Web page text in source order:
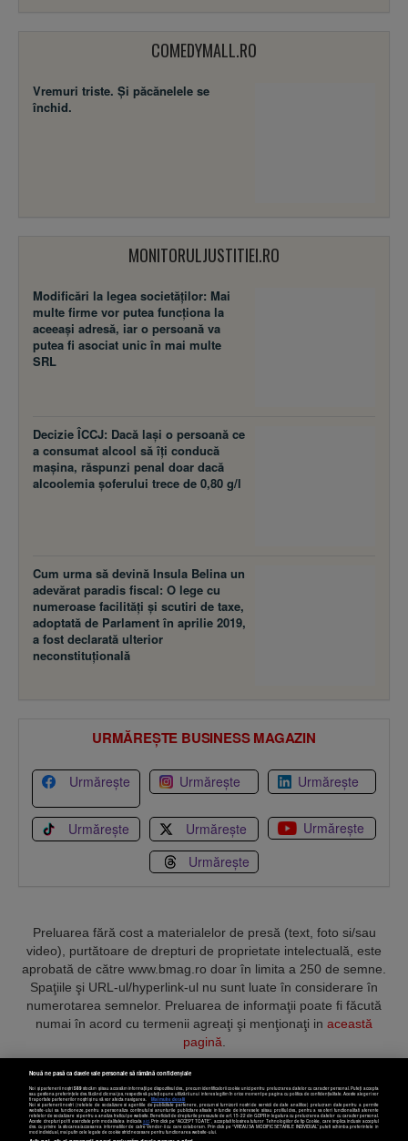
COMEDYMALL.RO
Vremuri triste. Şi păcănelele se
închid.
MONITORULJUSTITIEI.RO
Modificări la legea societăţilor: Mai
multe firme vor putea funcţiona la
aceeaşi adresă, iar o persoană va
putea fi asociat unic în mai multe
SRL
Decizie ÎCCJ: Dacă laşi o persoană ce
a consumat alcool să îţi conducă
maşina, răspunzi penal doar dacă
alcoolemia şoferului trece de 0,80 g/l
Cum urma să devină Insula Belina un
adevărat paradis fiscal: O lege cu
numeroase facilităţi şi scutiri de taxe,
adoptată de Parlament în aprilie 2019,
a fost declarată ulterior
neconstituţională
URMĂREȘTE BUSINESS MAGAZIN
Urmărește Urmărește Urmărește
Urmărește Urmărește
Urmărește
Urmărește
Preluarea fără cost a materialelor de presă (text, foto si/sau
video), purtătoare de drepturi de proprietate intelectuală, este
aprobată de către www.bmag.ro doar în limita a 250 de semne.
Spaţiile şi URL-ul/hyperlink-ul nu sunt luate în considerare în
numerotarea semnelor. Preluarea de informaţii poate fi făcută
numai în acord cu termenii agreaţi şi menţionaţi in această
pagină
Termeni și condiții Confidențialitate Cookies Contact
Nouă ne pasă ca datele tale personale să rămână confidențiale
Noi și partenerii noștri589stocăm și/sau accesăm informații pe dispozitivul dvs., precum identificatorii cookie unici pentru prelucrarea datelor cu caracter personal. Puteți accepta
sau gestiona preferințele dvs. făcând clic mai jos, respectiv vă puteți opune utilizării unui interes legitim în orice moment pe pagina cu politica de confidențialitate. Aceste alegeri vor
fi raportate partenerilor noștri și nu vă vor afecta navigarea.
Mai multe detalii
Noi si partenerii nostri (retelele de socializare si agentiile de publicitate partenere, precum si furnizorii nostri de servicii de date analitice) prelucram date pentru a permite
website-ului sa functioneze, pentru a personaliza continutul si anunturile publicitare afisate in functie de interesele si/sau profilul dvs., pentru a va oferi functionalitati aferente
retelelor de socializare si pentru a analiza traficul pe website. Beneficiati de drepturile prevazute de art. 15-22 din GDPR in legatura cu prelucrarea datelor cu caracter personal.
Aceste drepturi pot fi exercitate prin modalitatea indicataaici. Prin click pe “ACCEPT TOATE”, acceptati folosirea tuturor Tehnologiilor de tip Cookie, care implica inclusiv acceptul
dvs. cu privire la stocarea/accesarea informatiilor de catre Vendor-ii cu care colaboram. Prin click pe “VREAU SA MODIFIC SETARILE INDIVIDUAL” puteti schimba preferintele in
mod individual, mai putin cele legate de cookie strict necesare pentru functionarea website-ului.